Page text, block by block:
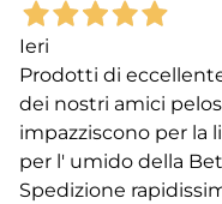
Ieri
Prodotti di
dei nostri amici
impazziscono per la
per l' umido della
Spedizione